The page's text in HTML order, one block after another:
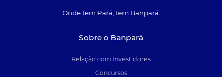
Onde tem Pará, tem Banpará.
Sobre o Banpará
Relação com Investidores
Concursos